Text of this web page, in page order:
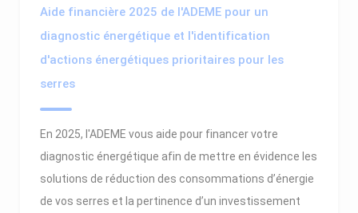
Aide financière 2025 de l'ADEME pour un
diagnostic énergétique et l'identification
d'actions énergétiques prioritaires pour les
serres
En 2025, l'ADEME vous aide pour financer votre
diagnostic énergétique afin de mettre en évidence les
solutions de réduction des consommations d’énergie
de vos serres et la pertinence d’un investissement